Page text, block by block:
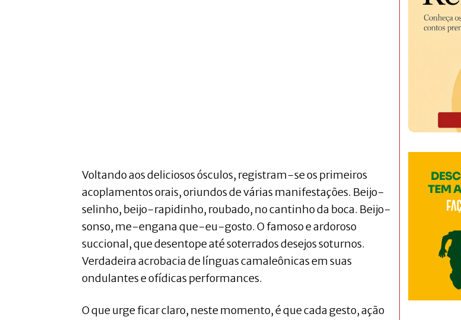
Voltando aos deliciosos ósculos, registram-se os primeiros
acoplamentos orais, oriundos de várias manifestações. Beijo-
selinho, beijo-rapidinho, roubado, no cantinho da boca. Beijo-
sonso, me-engana que-eu-gosto. O famoso e ardoroso
succional, que desentope até soterrados desejos soturnos.
Verdadeira acrobacia de línguas camaleônicas em suas
ondulantes e ofídicas performances.
O que urge ficar claro, neste momento, é que cada gesto, ação